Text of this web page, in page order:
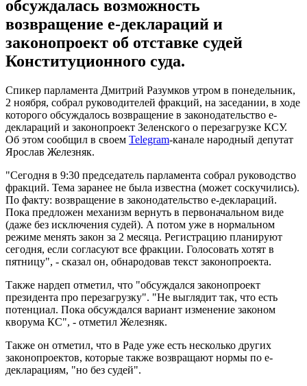
обсуждалась возможность
возвращение е-деклараций и
законопроект об отставке судей
Конституционного суда.
Спикер парламента Дмитрий Разумков утром в понедельник,
2 ноября, собрал руководителей фракций, на заседании, в ходе
которого обсуждалось возвращение в законодательство е-
деклараций и законопроект Зеленского о перезагрузке КСУ.
Об этом сообщил в своем Telegram-канале народный депутат
Ярослав Железняк.
"Сегодня в 9:30 председатель парламента собрал руководство
фракций. Тема заранее не была известна (может соскучились).
По факту: возвращение в законодательство е-деклараций.
Пока предложен механизм вернуть в первоначальном виде
(даже без исключения судей). А потом уже в нормальном
режиме менять закон за 2 месяца. Регистрацию планируют
сегодня, если согласуют все фракции. Голосовать хотят в
пятницу", - сказал он, обнародовав текст законопроекта.
Также нардеп отметил, что "обсуждался законопроект
президента про перезагрузку". "Не выглядит так, что есть
потенциал. Пока обсуждался вариант изменение законом
кворума КС", - отметил Железняк.
Также он отметил, что в Раде уже есть несколько других
законопроектов, которые также возвращают нормы по е-
декларациям, "но без судей".